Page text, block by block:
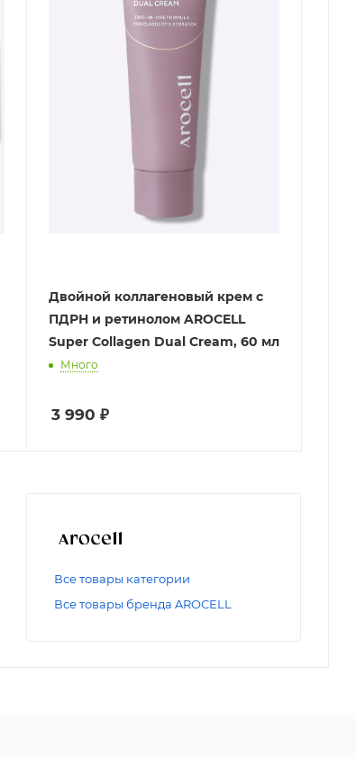
Двойной коллагеновый крем с
ПДРН и ретинолом AROCELL
Super Collagen Dual Cream, 60 мл
Много
3 990 ₽
Все товары категории
Все товары бренда AROCELL